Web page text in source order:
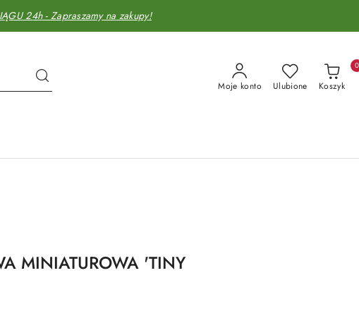
24h - Zapraszamy na zakupy!
Moje konto Ulubione Koszyk
0
MINIATUROWA 'TINY